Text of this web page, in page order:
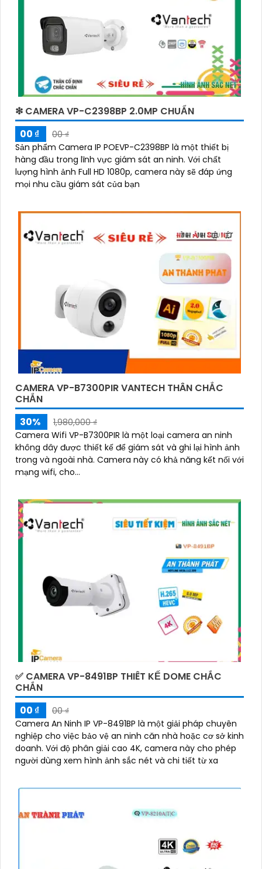
❇ CAMERA VP-C2398BP 2.0MP CHUẨN
00 ₫
00 ₫
Sản phẩm Camera IP POEVP-C2398BP là một thiết bị
hàng đầu trong lĩnh vực giám sát an ninh. Với chất
lượng hình ảnh Full HD 1080p, camera này sẽ đáp ứng
mọi nhu cầu giám sát của bạn
CAMERA VP-B7300PIR VANTECH THÂN CHẮC
CHẮN
30%
1,980,000 ₫
Camera Wifi VP-B7300PIR là một loại camera an ninh
không dây được thiết kế để giám sát và ghi lại hình ảnh
trong và ngoài nhà. Camera này có khả năng kết nối với
mạng wifi, cho...
✅ CAMERA VP-8491BP THIÊT KẾ DOME CHẮC
CHẮN
00 ₫
00 ₫
Camera An Ninh IP VP-8491BP là một giải pháp chuyên
nghiệp cho việc bảo vệ an ninh căn nhà hoặc cơ sở kinh
doanh. Với độ phân giải cao 4K, camera này cho phép
người dùng xem hình ảnh sắc nét và chi tiết từ xa